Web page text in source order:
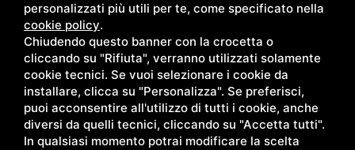
personalizzati più utili per te, come specificato nella
cookie policy.
Chiudendo questo banner con la crocetta o
cliccando su "Rifiuta", verranno utilizzati solamente
cookie tecnici. Se vuoi selezionare i cookie da
installare, clicca su "Personalizza". Se preferisci,
puoi acconsentire all'utilizzo di tutti i cookie, anche
diversi da quelli tecnici, cliccando su "Accetta tutti".
In qualsiasi momento potrai modificare la scelta